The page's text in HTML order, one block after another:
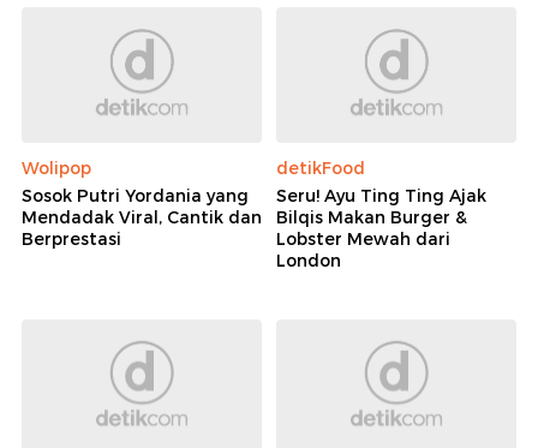
Wolipop
Sosok Putri Yordania yang
Mendadak Viral, Cantik dan
Berprestasi
detikFood
Seru! Ayu Ting Ting Ajak
Bilqis Makan Burger &
Lobster Mewah dari
London